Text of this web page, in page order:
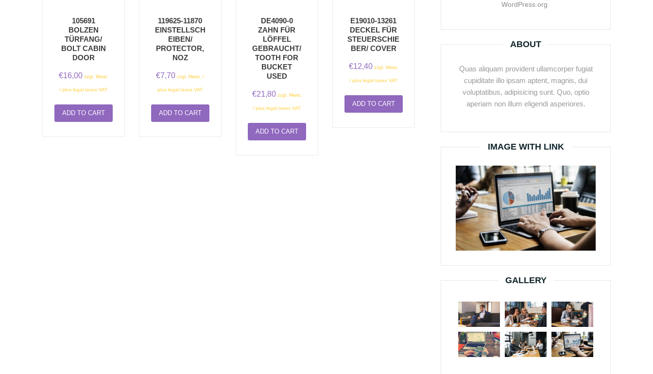
105691
BOLZEN
TÜRFANG/
BOLT CABIN
DOOR
€16,00 zzgl. Mwst.
/ plus legal taxes VAT
ADD TO CART
119625-11870
EINSTELLSCH
EIBEN/
PROTECTOR,
NOZ
€7,70 zzgl. Mwst. /
plus legal taxes VAT
ADD TO CART
DE4090-0
ZAHN FÜR
LÖFFEL
GEBRAUCHT/
TOOTH FOR
BUCKET
USED
€21,80 zzgl. Mwst.
/ plus legal taxes VAT
ADD TO CART
E19010-13261
DECKEL FÜR
STEUERSCHIE
BER/ COVER
€12,40 zzgl. Mwst.
/ plus legal taxes VAT
ADD TO CART
WordPress.org
ABOUT
Quas aliquam provident ullamcorper fugiat
cupiditate illo ipsam aptent, magnis, dui
voluptatibus, adipisicing sunt. Quo, optio
aperiam non illum eligendi asperiores.
IMAGE WITH LINK
GALLERY